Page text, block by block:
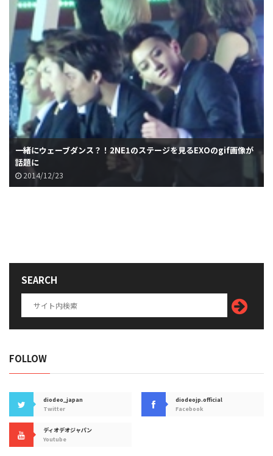
一緒にウェーブダンス？！2NE1のステージを見るEXOのgif画像が
話題に
2014/12/23
SEARCH
FOLLOW
diodeo_japan
Twitter
diodeojp.official
Facebook
ディオデオジャパン
Youtube